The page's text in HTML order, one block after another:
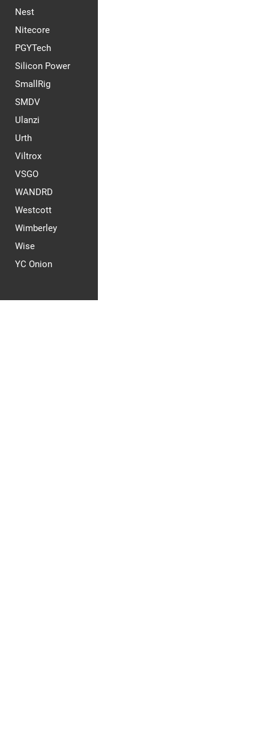
Nest
Nitecore
PGYTech
Silicon Power
SmallRig
SMDV
Ulanzi
Urth
Viltrox
VSGO
WANDRD
Westcott
Wimberley
Wise
YC Onion